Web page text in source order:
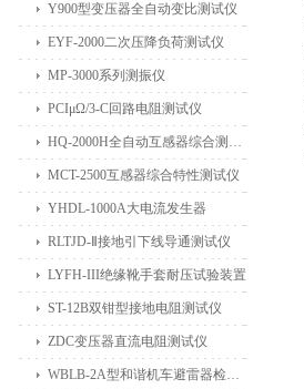
Y900型变压器全自动变比测试仪
EYF-2000二次压降负荷测试仪
MP-3000系列测振仪
PCIμΩ/3-C回路电阻测试仪
HQ-2000H全自动互感器综合测试仪
MCT-2500互感器综合特性测试仪
YHDL-1000A大电流发生器
RLTJD-Ⅱ接地引下线导通测试仪
LYFH-III绝缘靴手套耐压试验装置
ST-12B双钳型接地电阻测试仪
ZDC变压器直流电阻测试仪
WBLB-2A型和谐机车避雷器检测仪